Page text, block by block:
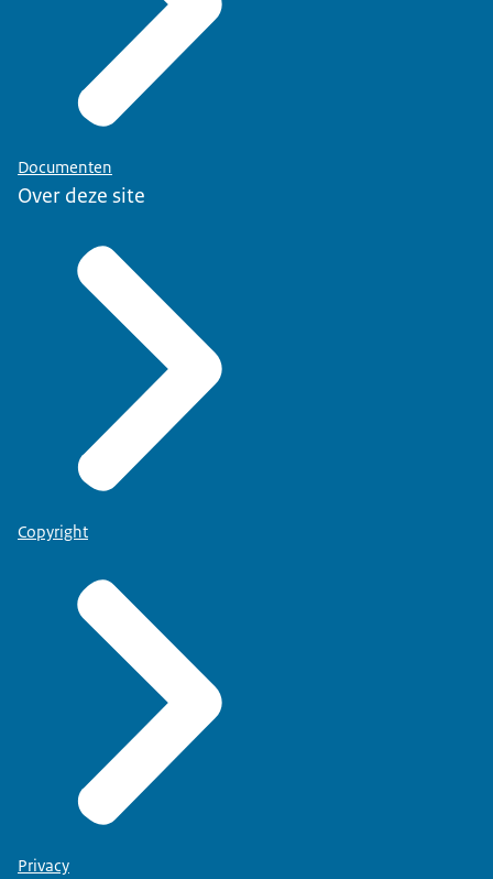
Documenten
Over deze site
Copyright
Privacy